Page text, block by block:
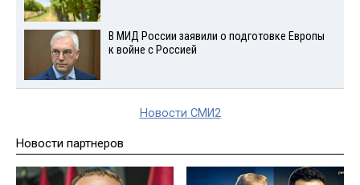
В МИД России заявили о подготовке Европы
к войне с Россией
Новости СМИ2
Новости партнеров